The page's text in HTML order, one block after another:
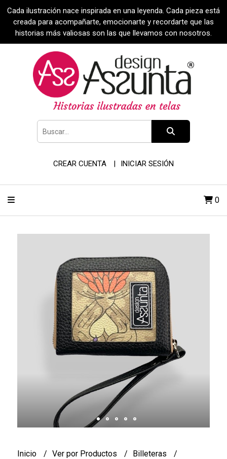
Cada ilustración nace inspirada en una leyenda. Cada pieza está
creada para acompañarte, emocionarte y recordarte que las
historias más valiosas son las que llevamos con nosotros.
CREAR CUENTA INICIAR SESIÓN
0
Inicio Ver por Productos
Billeteras